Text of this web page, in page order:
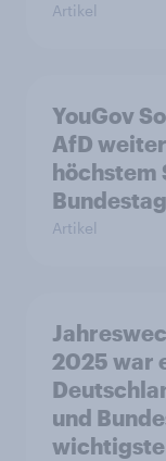
Artikel
YouGov
AfD
höchstem
Artikel
2025 war
und